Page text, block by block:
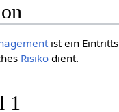
ist ein
Risiko dient.
1